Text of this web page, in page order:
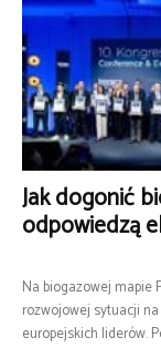
Jak dogonić
odpowiedzą
Na biogazowej mapie
rozwojowej sytuacji
europejskich liderów.